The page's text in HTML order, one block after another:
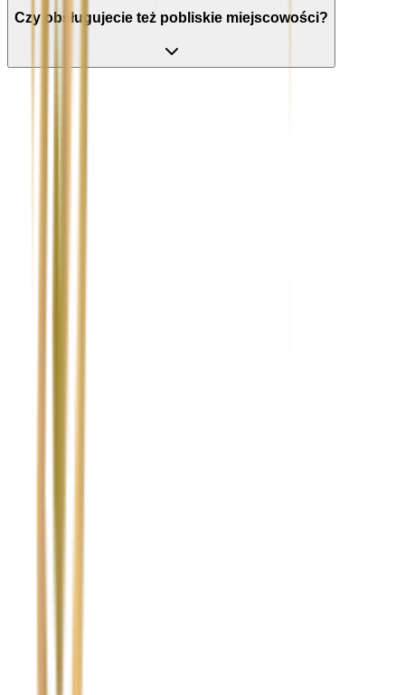
Czy obsługujecie też pobliskie miejscowości?